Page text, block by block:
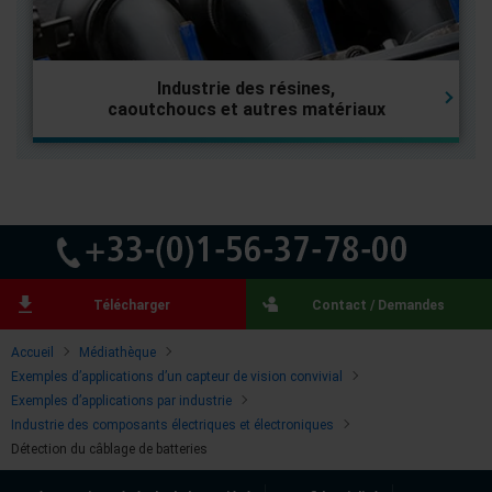
Accueil
Médiathèque
Exemples d’applications d’un capteur de vision convivial
Exemples d’applications par industrie
Industrie des composants électriques et électroniques
Détection du câblage de batteries
Industrie des résines,
caoutchoucs et autres matériaux
Télécharger Contact / Demandes